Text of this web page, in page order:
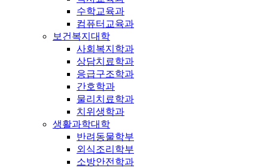
수학교육과
컴퓨터교육과
보건복지대학
사회복지학과
상담치료학과
응급구조학과
간호학과
물리치료학과
치위생학과
생활과학대학
반려동물학부
외식조리학부
소방안전학과